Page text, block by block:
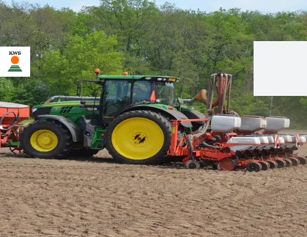
U bent op de KWS-website voor Nederland. Er bestaat een
alternatieve webpagina in uw land voor deze pagina:
Wilt u nu veranderen?
VERANDER
NU
DEZE KEER NIET
VERANDEREN
NIET MEER
VRAGEN